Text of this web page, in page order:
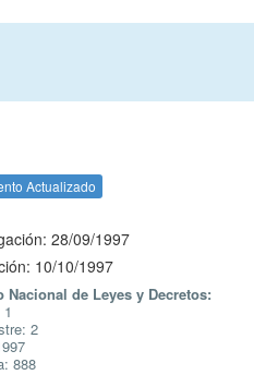
Actualizado
28/09/1997
10/10/1997
Nacional de Leyes y Decretos:
2
888